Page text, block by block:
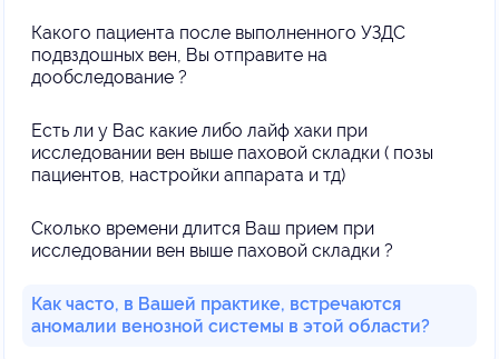
Какого пациента после выполненного УЗДС
подвздошных вен, Вы отправите на
дообследование ?
Есть ли у Вас какие либо лайф хаки при
исследовании вен выше паховой складки ( позы
пациентов, настройки аппарата и тд)
Сколько времени длится Ваш прием при
исследовании вен выше паховой складки ?
Как часто, в Вашей практике, встречаются
аномалии венозной системы в этой области?